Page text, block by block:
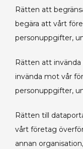
Rätten att
begära att vårt
personuppgifter,
Rätten att
invända mot vår
personuppgifter,
Rätten till
vårt företag
annan